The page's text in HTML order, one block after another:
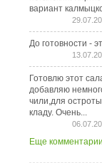
вариант
До готовности -
Готовлю этот
добавляю
чили,для
кладу. Очень...
Еще